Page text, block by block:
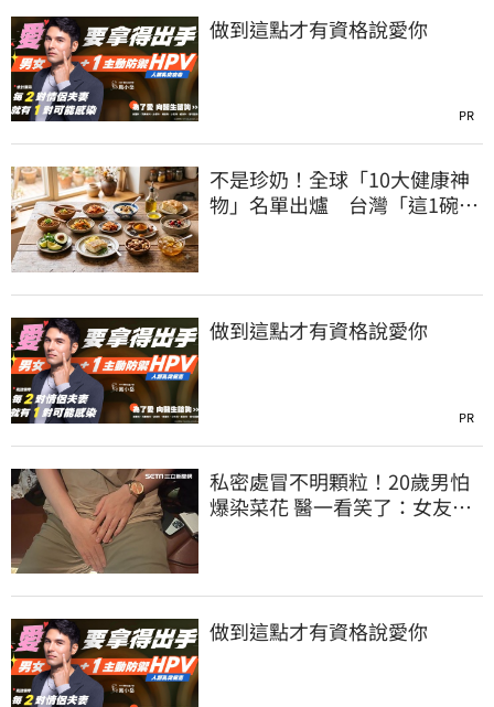
做到這點才有資格說愛你
PR
不是珍奶！全球「10大健康神
物」名單出爐 台灣「這1碗」
做到這點才有資格說愛你
PR
私密處冒不明顆粒！20歲男怕
爆染菜花 醫一看笑了：女友常
做到這點才有資格說愛你